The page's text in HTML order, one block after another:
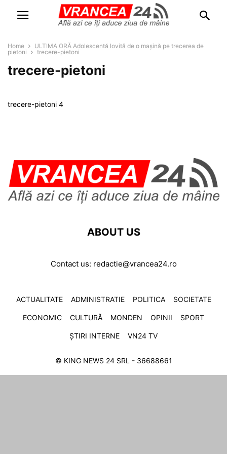
Home
ULTIMA ORĂ Adolescentă lovită de o mașină pe trecerea de
pietoni
trecere-pietoni
trecere-pietoni
trecere-pietoni 4
ABOUT US
Contact us: redactie@vrancea24.ro
ACTUALITATE ADMINISTRATIE POLITICA SOCIETATE
ECONOMIC CULTURĂ MONDEN OPINII SPORT
ȘTIRI INTERNE VN24 TV
© KING NEWS 24 SRL - 36688661